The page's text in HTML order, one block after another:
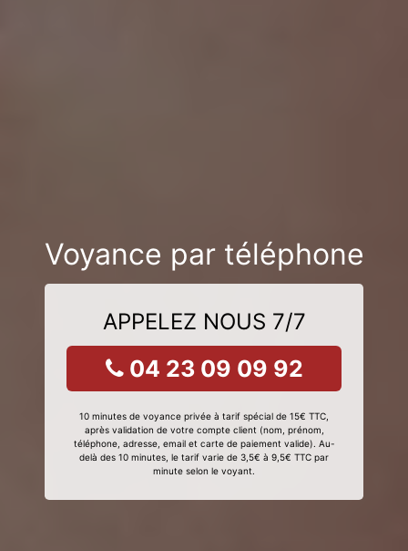
Voyance par téléphone
APPELEZ NOUS 7/7
04 23 09 09 92
10 minutes de voyance privée à tarif spécial de 15€ TTC,
après validation de votre compte client (nom, prénom,
téléphone, adresse, email et carte de paiement valide). Au-
delà des 10 minutes, le tarif varie de 3,5€ à 9,5€ TTC par
minute selon le voyant.